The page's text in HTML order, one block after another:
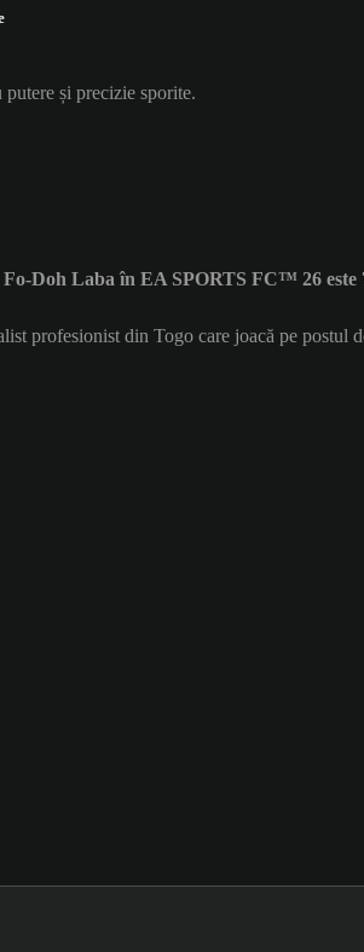
și precizie sporite.
Doh Laba în EA SPORTS FC™ 26 este
profesionist din Togo care joacă pe